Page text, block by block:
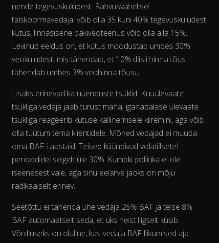
The chart has 2 Y axes displaying % and EUR/L.
nende tegevuskuludest. Rahvusvahelisel
täiskoormavedajal võib olla 35 kuni 40% tegevuskuludest
kütus; linnasisene pakiveoteenus võib olla alla 15%.
Levinud eeldus on, et kütus moodustab umbes 30%
veokuludest, mis tähendab, et 10% diisli hinna tõus
tähendab umbes 3% veohinna tõusu.
Lisaks erinevad ka uuenduste tsüklid. Kuuülevaate
tsükliga vedaja jääb turust maha; iganädalase ülevaate
tsükliga reageerib kütuse kallinemisele kiiremini, aga võib
olla tüütum tema klientidele. Mõned vedajad ei muuda
oma BAF-i aastaid. Teised küündivad volatiilsetel
perioodidel selgelt üle 30%. Kumbki poliitika ei ole
iseenesest vale, aga sinu eelarve jaoks on mõju
radikaalselt erinev.
Seetõttu ei tähenda ühe vedaja 25% BAF ja teise 8%
BAF automaatselt seda, et üks neist liigselt küsib.
Võrdluseks on oluline, kas vedaja BAF liikumised aja